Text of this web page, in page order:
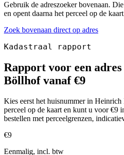
Gebruik de adreszoeker bovenaan.
en opent daarna het perceel op de
Zoek bovenaan direct op adres
Kadastraal rapport
Rapport voor een
Böllhof vanaf €9
Kies eerst het huisnummer in
perceel op de kaart en kunt u voor €9
bestellen met perceelgrenzen,
€9
Eenmalig, incl. btw